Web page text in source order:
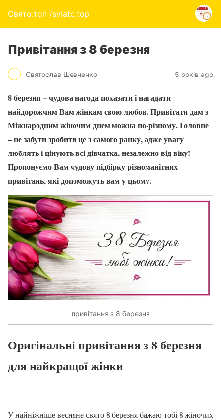
Свято.топ /sviato.top
Привітання з 8 березня
Святослав Шевченко 5 років ago
8 березня – чудова нагода показати і нагадати
найдорожчим Вам жінкам свою любов. Привітати дам з
Міжнародним жіночим днем ​​можна по-різному. Головне
– не забути зробити це з самого ранку, адже увагу
люблять і цінують всі дівчатка, незалежно від віку!
Пропонуємо Вам чудову підбірку різноманітних
привітань, які допоможуть вам у цьому.
привітання з 8 березня
Оригінальні привітання з 8 березня
для найкращої жінки
У найніжніше весняне свято 8 березня бажаю тобі 8 жіночих